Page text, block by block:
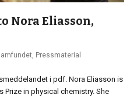
Nora Eliasson,
, Pressmaterial
i pdf. Nora Eliasson is
Prize in physical chemistry. She